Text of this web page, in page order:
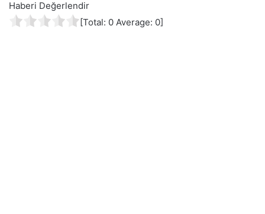
Haberi Değerlendir
[Total: 0 Average: 0]